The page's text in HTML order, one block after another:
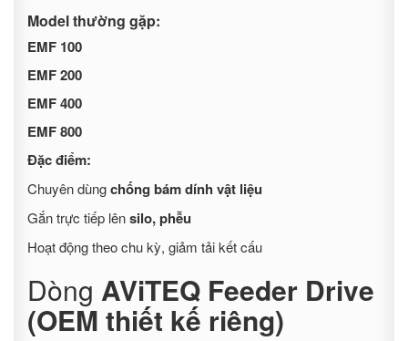
Model thường gặp:
EMF 100
EMF 200
EMF 400
EMF 800
Đặc điểm:
Chuyên dùngchống bám dính vật liệu
Gắn trực tiếp lênsilo, phễu
Hoạt động theo chu kỳ, giảm tải kết cấu
Dòng AViTEQ Feeder Drive
(OEM thiết kế riêng)